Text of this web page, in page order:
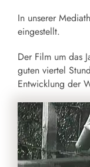
In unserer
eingestellt.
Der Film um das
guten viertel
Entwicklung der